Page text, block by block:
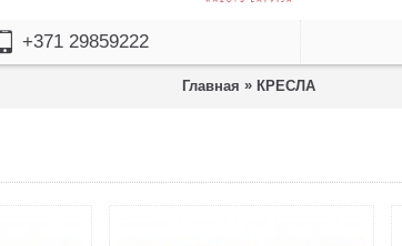
+371 29859222
Главная » КРЕСЛА